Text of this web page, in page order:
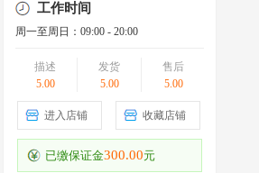
工作时间
周一至周日：09:00 - 20:00
描述
5.00
发货
5.00
售后
5.00
进入店铺 收藏店铺
已缴保证金300.00元